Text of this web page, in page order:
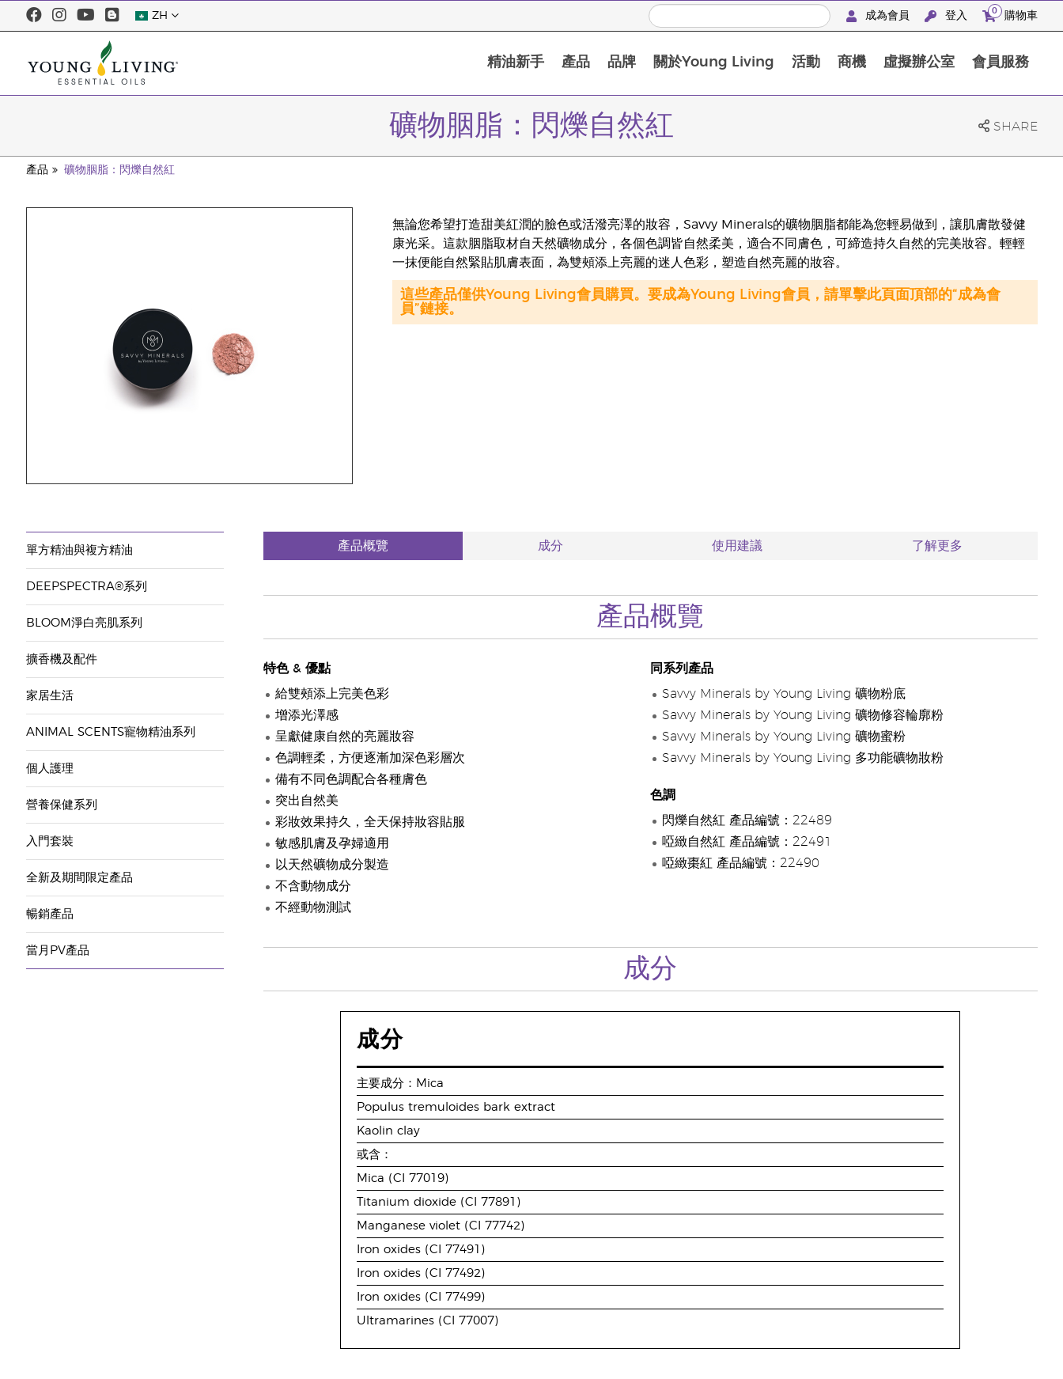
ZH 成為會員 登入 0 購物車
精油新手 產品 品牌 關於Young Living 活動 商機 虛擬辦公室 會員服務
礦物胭脂：閃爍自然紅 SHARE
產品 礦物胭脂：閃爍自然紅
無論您希望打造甜美紅潤的臉色或活潑亮澤的妝容，Savvy Minerals的礦物胭脂都能為您輕易做到，讓肌膚散發健
康光采。這款胭脂取材自天然礦物成分，各個色調皆自然柔美，適合不同膚色，可締造持久自然的完美妝容。輕輕
一抹便能自然緊貼肌膚表面，為雙頰添上亮麗的迷人色彩，塑造自然亮麗的妝容。
這些產品僅供Young Living會員購買。要成為Young Living會員，請單擊此頁面頂部的“成為會
員”鏈接。
單方精油與複方精油
DEEPSPECTRA®系列
BLOOM淨白亮肌系列
擴香機及配件
家居生活
ANIMAL SCENTS寵物精油系列
個人護理
營養保健系列
入門套裝
全新及期間限定產品
暢銷產品
當月PV產品
產品概覽 成分 使用建議 了解更多
產品概覽
特色 & 優點
給雙頰添上完美色彩
增添光澤感
呈獻健康自然的亮麗妝容
色調輕柔，方便逐漸加深色彩層次
備有不同色調配合各種膚色
突出自然美
彩妝效果持久，全天保持妝容貼服
敏感肌膚及孕婦適用
以天然礦物成分製造
不含動物成分
不經動物測試
同系列產品
Savvy Minerals by Young Living 礦物粉底
Savvy Minerals by Young Living 礦物修容輪廓粉
Savvy Minerals by Young Living 礦物蜜粉
Savvy Minerals by Young Living 多功能礦物妝粉
色調
閃爍自然紅 產品編號：22489
啞緻自然紅 產品編號：22491
啞緻棗紅 產品編號：22490
成分
成分
主要成分：Mica
Populus tremuloides bark extract
Kaolin clay
或含：
Mica (CI 77019)
Titanium dioxide (CI 77891)
Manganese violet (CI 77742)
Iron oxides (CI 77491)
Iron oxides (CI 77492)
Iron oxides (CI 77499)
Ultramarines (CI 77007)